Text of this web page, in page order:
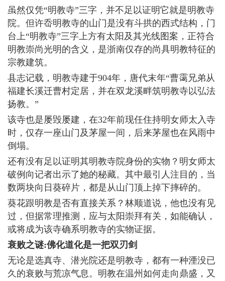
虽然仅凭“明教寺”三字，并不足以证明它就是明教寺
院。但许岙明教寺的山门是没有斗拱的西式结构，门
台上“明教寺”三字上方有太阳及其光线图案，正符合
明教崇尚光明的含义，是浙南仅存的尚具明教特征的
宗教建筑。
县志记载，明教寺建于904年，唐代末年“曹霭兄弟从
福建长溪迁曹村定居，并在双龙溪畔筑明教寺以弘法
扬教。”
该寺也是屡毁屡建，在32年前现任住持明女师太入寺
时，仅存一座山门及茅屋一间，后来茅屋也在风雨中
倒塌。
还有没有足以证明其明教寺院身份的实物？明女师太
破例向记者出示了她的秘藏。其中最引人注目的，当
数两块向日葵碎片，都是从山门顶上掉下摔碎的。
葵花跟明教是否有直接关系？林顺道说，他也没有见
过，但据常理推测，应与太阳崇拜有关，如能确认，
或将成为该寺确系明教寺的实物证据。
衰败之谜:佛化道化是一把双刃剑
无论是选真寺、潜光院还是明教寺，都有一种湮没已
久的衰败与荒凉气息。明教在温州如何走向鼎盛，又